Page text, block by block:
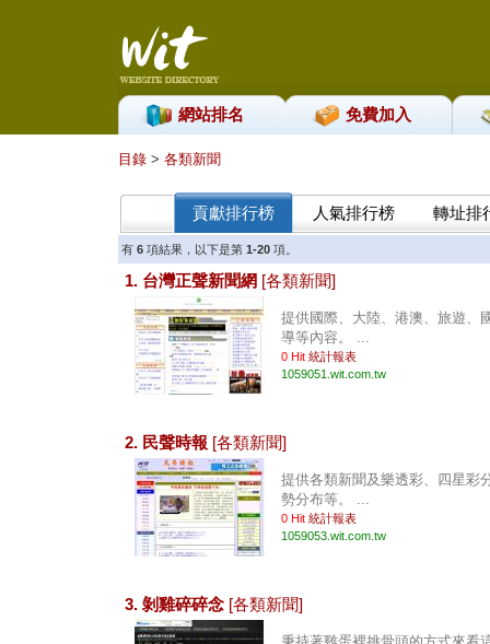
網站排名 免費加入
目錄 > 各類新聞
貢獻排行榜 人氣排行榜 轉址排
有 6 項結果，以下是第 1-20項。
1. 台灣正聲新聞網 [各類新聞]
提供國際、大陸、港澳、旅遊、
導等內容。 ...
0 Hit 統計報表
1059051.wit.com.tw
2. 民聲時報 [各類新聞]
提供各類新聞及樂透彩、四星彩
勢分布等。 ...
0 Hit 統計報表
1059053.wit.com.tw
3. 剝雞碎碎念 [各類新聞]